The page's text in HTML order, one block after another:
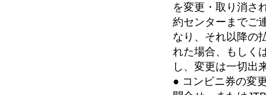
を変更・取り消さ
約センターまでご
なり、それ以降の
れた場合、もしく
し、変更は一切出
● コンビニ券の変